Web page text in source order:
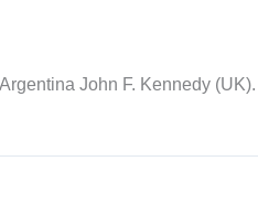
John F. Kennedy (UK).